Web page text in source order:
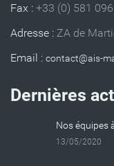
Fax : +33 (0) 581
Adresse : ZA de
Email :
Dernières
Nos équipes
13/05/2020